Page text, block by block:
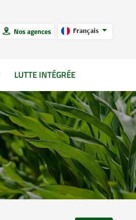
Nos agences Français
LUTTE INTÉGRÉE